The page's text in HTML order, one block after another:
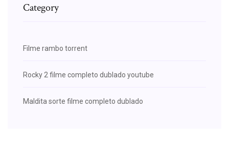
Category
Filme rambo torrent
Rocky 2 filme completo dublado youtube
Maldita sorte filme completo dublado